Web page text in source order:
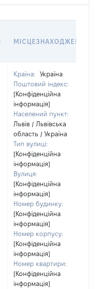
МІСЦЕЗНАХОДЖЕННЯ
Країна:
Україна
Поштовий індекс:
[Конфіденційна
інформація]
Населений пункт:
Львів / Львівська
область / Україна
Тип вулиці:
[Конфіденційна
інформація]
Вулиця:
[Конфіденційна
інформація]
Номер будинку:
[Конфіденційна
інформація]
Номер корпусу:
[Конфіденційна
інформація]
Номер квартири:
[Конфіденційна
інформація]